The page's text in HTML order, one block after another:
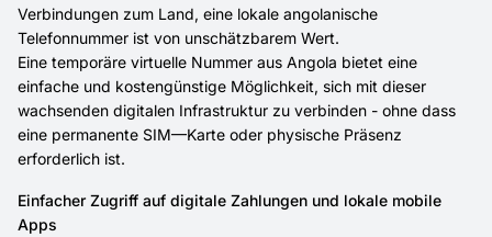
Verbindungen zum Land, eine lokale angolanische
Telefonnummer ist von unschätzbarem Wert.
Eine temporäre virtuelle Nummer aus Angola bietet eine
einfache und kostengünstige Möglichkeit, sich mit dieser
wachsenden digitalen Infrastruktur zu verbinden - ohne dass
eine permanente SIM—Karte oder physische Präsenz
erforderlich ist.
Einfacher Zugriff auf digitale Zahlungen und lokale mobile
Apps